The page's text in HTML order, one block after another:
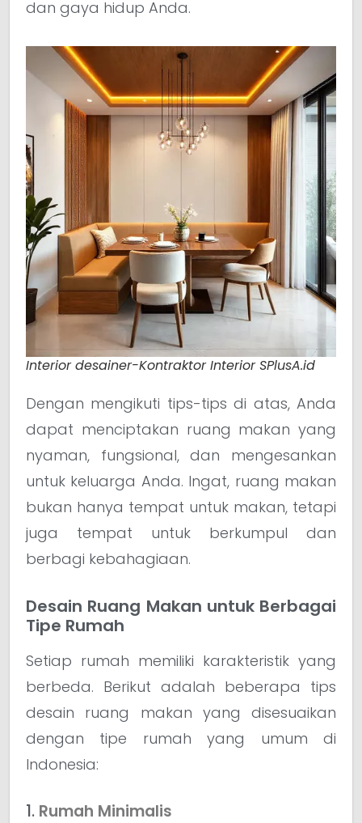
dan gaya hidup Anda.
Interior desainer-Kontraktor Interior SPlusA.id
Dengan mengikuti tips-tips di atas, Anda
dapat menciptakan ruang makan yang
nyaman, fungsional, dan mengesankan
untuk keluarga Anda. Ingat, ruang makan
bukan hanya tempat untuk makan, tetapi
juga tempat untuk berkumpul dan
berbagi kebahagiaan.
Desain Ruang Makan untuk Berbagai
Tipe Rumah
Setiap rumah memiliki karakteristik yang
berbeda. Berikut adalah beberapa tips
desain ruang makan yang disesuaikan
dengan tipe rumah yang umum di
Indonesia:
1. Rumah Minimalis